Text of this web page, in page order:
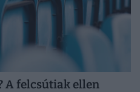
A felcsútiak ellen